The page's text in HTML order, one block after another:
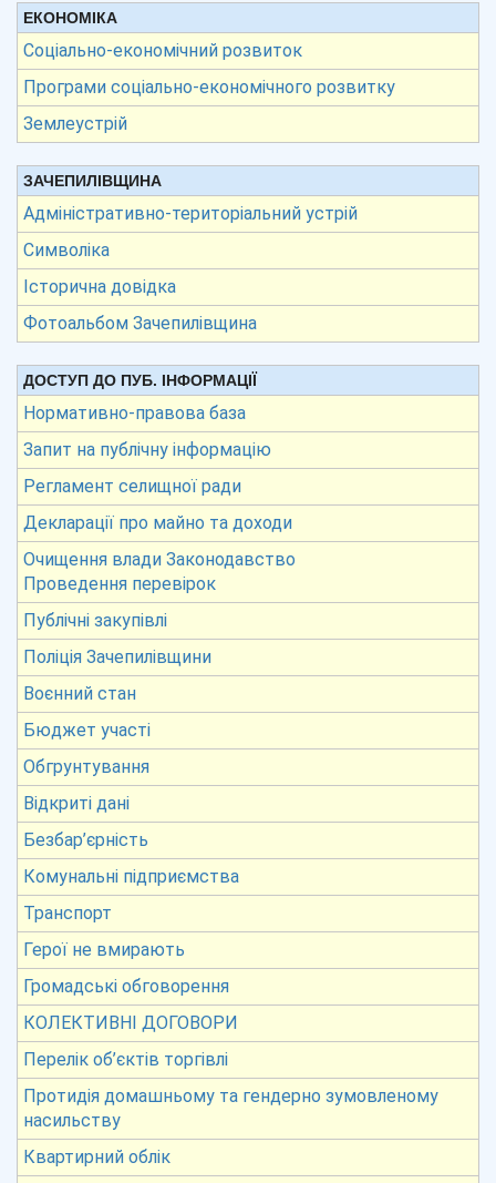
ЕКОНОМІКА
Соціально-економічний розвиток
Програми соціально-економічного розвитку
Землеустрій
ЗАЧЕПИЛІВЩИНА
Адміністративно-територіальний устрій
Символіка
Історична довідка
Фотоальбом Зачепилівщина
ДОСТУП ДО ПУБ. ІНФОРМАЦІЇ
Нормативно-правова база
Запит на публічну інформацію
Регламент селищної ради
Декларації про майно та доходи
Очищення влади Законодавство
Проведення перевірок
Публічні закупівлі
Поліція Зачепилівщини
Воєнний стан
Бюджет участі
Обгрунтування
Відкриті дані
Безбар’єрність
Комунальні підприємства
Транспорт
Герої не вмирають
Громадські обговорення
КОЛЕКТИВНІ ДОГОВОРИ
Перелік об’єктів торгівлі
Протидія домашньому та гендерно зумовленому
насильству
Квартирний облік